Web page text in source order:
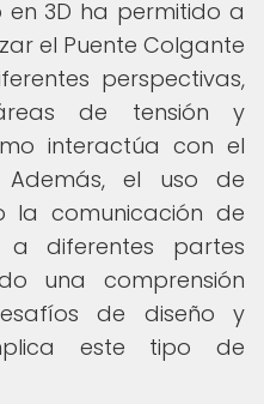
3D ha permitido a
el Puente Colgante
perspectivas,
de tensión y
interactúa con el
el uso de
la comunicación de
a diferentes partes
una comprensión
de diseño y
este tipo de